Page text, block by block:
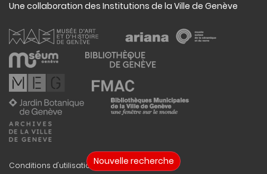
Nouvelle recherche
Une collaboration des Institutions de la Ville de Genève
Conditions d'utilisation